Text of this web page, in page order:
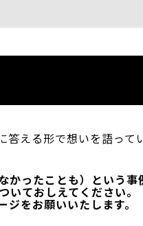
える形で想いを語って
ったことも）という事
いておしえてください。
をお願いいたします。